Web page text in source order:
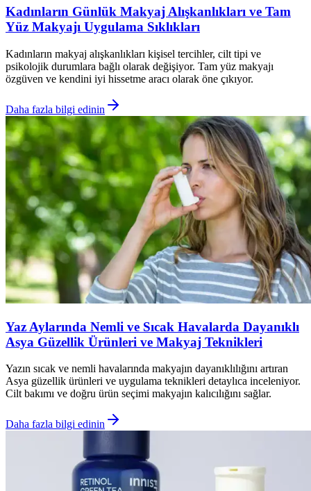
Kadınların Günlük Makyaj Alışkanlıkları ve Tam
Yüz Makyajı Uygulama Sıklıkları
Kadınların makyaj alışkanlıkları kişisel tercihler, cilt tipi ve
psikolojik durumlara bağlı olarak değişiyor. Tam yüz makyajı
özgüven ve kendini iyi hissetme aracı olarak öne çıkıyor.
Daha fazla bilgi edinin
Yaz Aylarında Nemli ve Sıcak Havalarda Dayanıklı
Asya Güzellik Ürünleri ve Makyaj Teknikleri
Yazın sıcak ve nemli havalarında makyajın dayanıklılığını artıran
Asya güzellik ürünleri ve uygulama teknikleri detaylıca inceleniyor.
Cilt bakımı ve doğru ürün seçimi makyajın kalıcılığını sağlar.
Daha fazla bilgi edinin